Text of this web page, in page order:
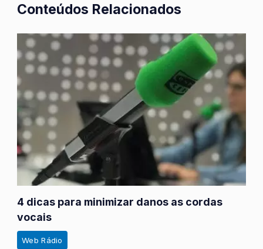
Conteúdos Relacionados
4 dicas para minimizar danos as cordas
vocais
Web Rádio